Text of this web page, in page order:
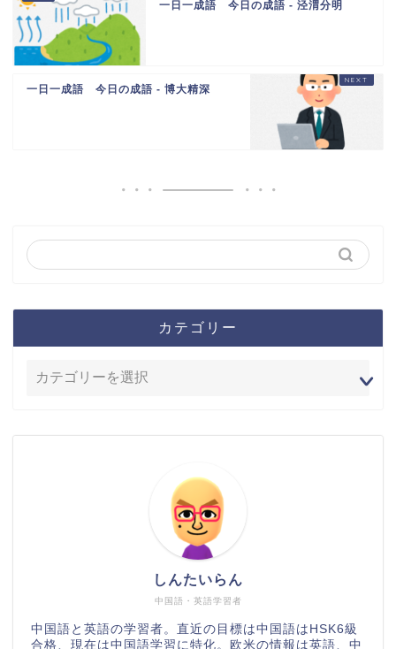
一日一成語 今日の成語 - 泾渭分明
一日一成語 今日の成語 - 博大精深
カテゴリー
中国語・英語学習者
しんたいらん
中国語と英語の学習者。直近の目標は中国語はHSK6級
合格、現在は中国語学習に特化。欧米の情報は英語、中